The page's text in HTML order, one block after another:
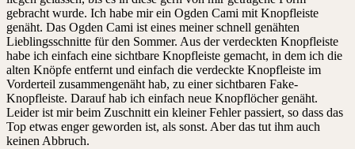
gebracht wurde. Ich habe mir ein Ogden Cami mit Knopfleiste
genäht. Das Ogden Cami ist eines meiner schnell genähten
Lieblingsschnitte für den Sommer. Aus der verdeckten Knopfleiste
habe ich einfach eine sichtbare Knopfleiste gemacht, in dem ich die
alten Knöpfe entfernt und einfach die verdeckte Knopfleiste im
Vorderteil zusammengenäht hab, zu einer sichtbaren Fake-
Knopfleiste. Darauf hab ich einfach neue Knopflöcher genäht.
Leider ist mir beim Zuschnitt ein kleiner Fehler passiert, so dass das
Top etwas enger geworden ist, als sonst. Aber das tut ihm auch
keinen Abbruch.